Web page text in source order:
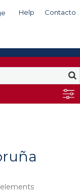
Help Contacto
elements